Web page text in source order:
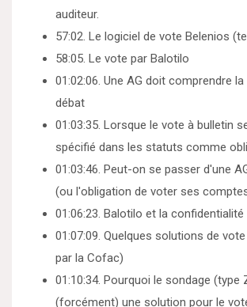
auditeur.
57:02. Le logiciel de vote Belenios
58:05. Le vote par Balotilo
01:02:06. Une AG doit comprendre
débat
01:03:35. Lorsque le vote à bulletin
spécifié dans les statuts comme
01:03:46. Peut-on se passer d'une
(ou l'obligation de voter ses
01:06:23. Balotilo et la
01:07:09. Quelques solutions de
par la Cofac)
01:10:34. Pourquoi le sondage (type
(forcément) une solution pour le